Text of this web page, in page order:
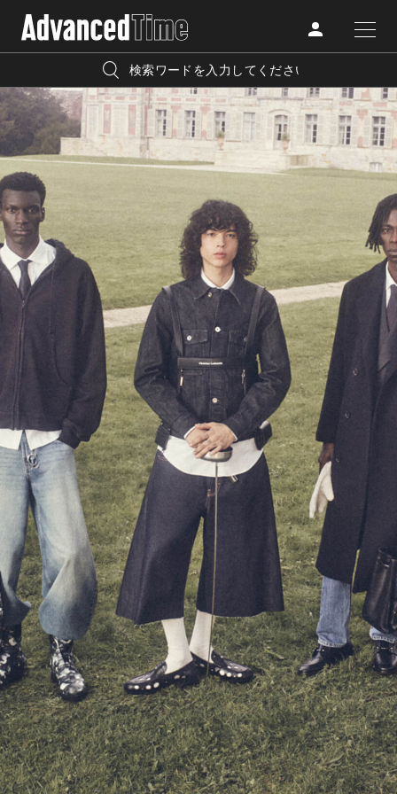
CATEGORY
FASHION
BEAUTY
TRAVEL
LIFESTYLE
FOLLOW US
AdvancedClub
『AdvancedTime』は、自由でしなやかに生きるハイエンド
な大人達におくる、スペシャルイシュー満載のメディア。
高感度なファッション、カルチャーに溺愛、未知の幅広い
教養を求め、今までの人生で積んだ経験、知見を余裕をも
って楽しみながら、進化するソーシャルに寄り添いたい。
何かに縛られていた時間から解き放たれつつある世代の
ライフスタイルを豊かに彩る『AdvancedTime』が発信する
情報をさらに充実し、より速やかに、活用できる
「AdvancedClub」会員組織を設けました。
「AdvancedClub」会員に登録すると、プレゼント応募情報
の一覧、プレミアムな会員限定イベント、ブランドのエクス
クルーシブアイテムの紹介など、特別なコンテンツ情報を
メールマガジンでお届け致します。更に『AdvancedTime』
のタブロイドマガジンのご案内もあり、送付手数料のみを
ご負担いただくことでお手元で『AdvancedTime』をお楽し
みいただけます。
登録は無料です。
一緒に『AdvancedTime』を楽しみましょう！
会員登録をする
人気の検索キーワード
宿泊 プレゼント
リゾート
美白 アイメイク